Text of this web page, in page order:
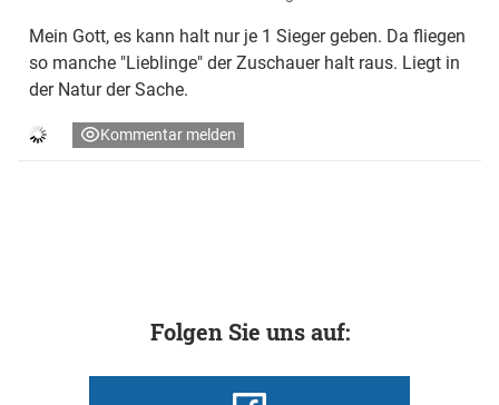
Mein Gott, es kann halt nur je 1 Sieger geben. Da fliegen
so manche "Lieblinge" der Zuschauer halt raus. Liegt in
der Natur der Sache.
Kommentar melden
Folgen Sie uns auf: